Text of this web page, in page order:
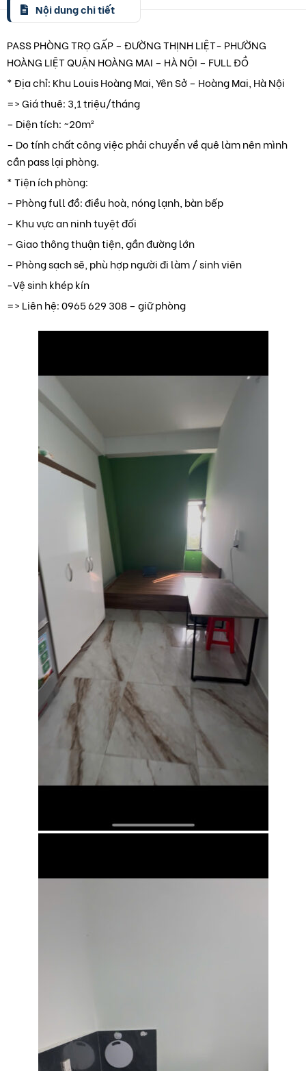
Nội dung chi tiết
PASS PHÒNG TRỌ GẤP – ĐƯỜNG THỊNH LIỆT- PHƯỜNG
HOÀNG LIỆT QUẬN HOÀNG MAI – HÀ NỘI – FULL ĐỒ
* Địa chỉ: Khu Louis Hoàng Mai, Yên Sở – Hoàng Mai, Hà Nội
=> Giá thuê: 3,1 triệu/tháng
– Diện tích: ~20m²
– Do tính chất công việc phải chuyển về quê làm nên mình
cần pass lại phòng.
* Tiện ích phòng:
– Phòng full đồ: điều hoà, nóng lạnh, bàn bếp
– Khu vực an ninh tuyệt đối
– Giao thông thuận tiện, gần đường lớn
– Phòng sạch sẽ, phù hợp người đi làm / sinh viên
-Vệ sinh khép kín
=> Liên hệ: 0965 629 308 – giữ phòng